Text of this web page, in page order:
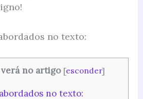
no texto:
no artigo [esconder]
no texto: